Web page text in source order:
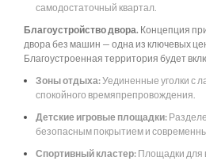
самодостаточный квартал.
Благоустройство двора. Концепция
двора без машин — одна из ключевых
Благоустроенная территория будет
Зоны отдыха:Уединенные уголки с
спокойного времяпрепровождения.
Детские игровые площадки:
безопасным покрытием и
Спортивный кластер: Площадки для